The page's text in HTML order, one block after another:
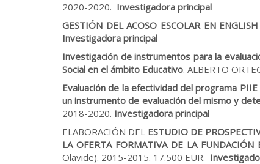
2020-2020. Investigadora principal
GESTIÓN DEL ACOSO ESCOLAR EN
Investigadora principal
Investigación de instrumentos para la
Social en el ámbito Educativo. ALBERTO
Evaluación de la efectividad del programa
un instrumento de evaluación del mismo y
2018-2020. Investigadora principal
ELABORACIÓN DEL ESTUDIO DE
LA OFERTA FORMATIVA DE LA FUNDACIÓN
Olavide). 2015-2015. 17.500 EUR.